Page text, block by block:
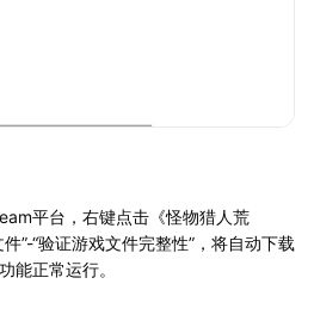
平台，右键点击《怪物猎人荒
”-“验证游戏文件完整性”，将自动下载
能正常运行。